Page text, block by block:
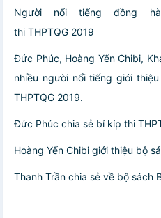
Người nổi tiếng đồng
thi THPTQG 2019
Đức Phúc, Hoàng Yến Chibi,
nhiều người nổi tiếng giới
THPTQG 2019.
Đức Phúc chia sẻ bí kíp thi
Hoàng Yến Chibi giới thiệu bộ
Thanh Trần chia sẻ về bộ sách